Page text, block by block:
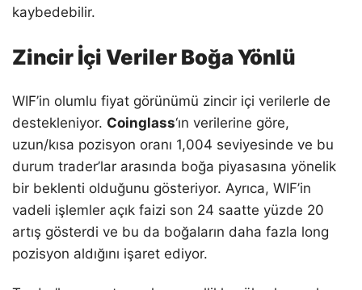
kaybedebilir.
Zincir İçi Veriler Boğa Yönlü
WIF’in olumlu fiyat görünümü zincir içi verilerle de
destekleniyor. Coinglass‘ın verilerine göre,
uzun/kısa pozisyon oranı 1,004 seviyesinde ve bu
durum trader’lar arasında boğa piyasasına yönelik
bir beklenti olduğunu gösteriyor. Ayrıca, WIF’in
vadeli işlemler açık faizi son 24 saatte yüzde 20
artış gösterdi ve bu da boğaların daha fazla long
pozisyon aldığını işaret ediyor.